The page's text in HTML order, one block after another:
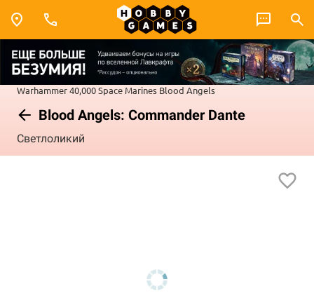
Warhammer 40,000Space Marines Blood Angels
Blood Angels: Commander Dante
Светлоликий